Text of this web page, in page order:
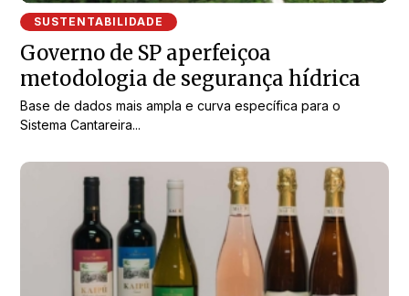
SUSTENTABILIDADE
Governo de SP aperfeiçoa
metodologia de segurança hídrica
Base de dados mais ampla e curva específica para o
Sistema Cantareira...